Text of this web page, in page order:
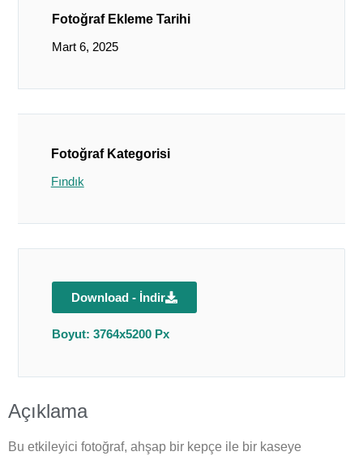
Fotoğraf Ekleme Tarihi
Mart 6, 2025
Fotoğraf Kategorisi
Fındık
Download - İndir
Boyut: 3764x5200 Px
Açıklama
Bu etkileyici fotoğraf, ahşap bir kepçe ile bir kaseye